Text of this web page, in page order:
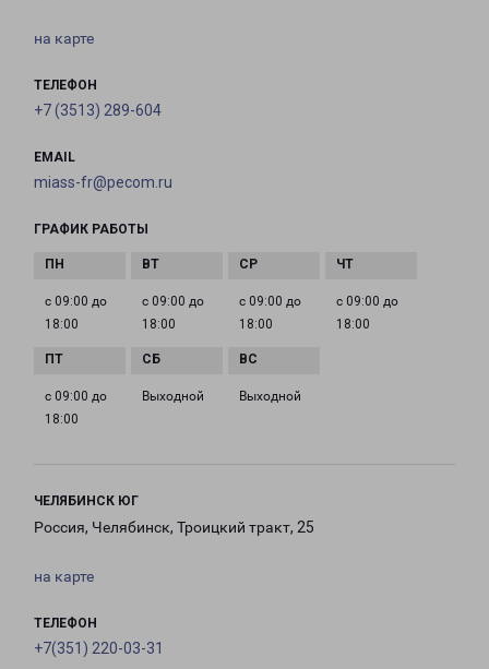
на карте
ТЕЛЕФОН
+7 (3513) 289-604
EMAIL
miass-fr@pecom.ru
ГРАФИК РАБОТЫ
с 09:00 до
18:00
с 09:00 до
18:00
с 09:00 до
18:00
с 09:00 до
18:00
с 09:00 до
18:00
Выходной Выходной
ЧЕЛЯБИНСК ЮГ
Россия, Челябинск, Троицкий тракт, 25
на карте
ТЕЛЕФОН
+7(351) 220-03-31